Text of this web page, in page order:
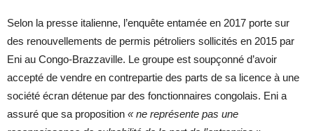
Selon la presse italienne, l’enquête entamée en 2017 porte sur
des renouvellements de permis pétroliers sollicités en 2015 par
Eni au Congo-Brazzaville. Le groupe est soupçonné d’avoir
accepté de vendre en contrepartie des parts de sa licence à une
société écran détenue par des fonctionnaires congolais. Eni a
assuré que sa proposition « ne représente pas une